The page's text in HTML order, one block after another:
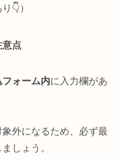
👇）
点
フォーム内に入力欄があ
外になるため、必ず最
しょう。